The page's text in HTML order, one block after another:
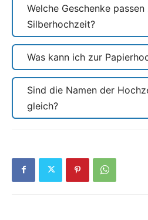
Welche Geschenke passen
Silberhochzeit?
Was kann ich zur
Sind die Namen der
gleich?